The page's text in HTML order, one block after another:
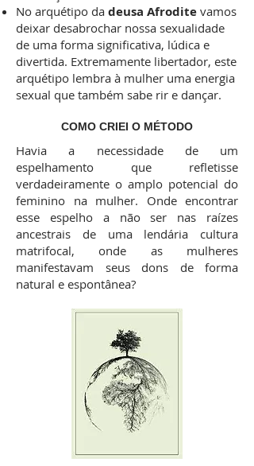
No arquétipo da deusa Afrodite vamos
deixar desabrochar nossa sexualidade
de uma forma significativa, lúdica e
divertida. Extremamente libertador, este
arquétipo lembra à mulher uma energia
sexual que também sabe rir e dançar.
COMO CRIEI O MÉTODO
Havia a necessidade de um
espelhamento que refletisse
verdadeiramente o amplo potencial do
feminino na mulher. Onde encontrar
esse espelho a não ser nas raízes
ancestrais de uma lendária cultura
matrifocal, onde as mulheres
manifestavam seus dons de forma
natural e espontânea?